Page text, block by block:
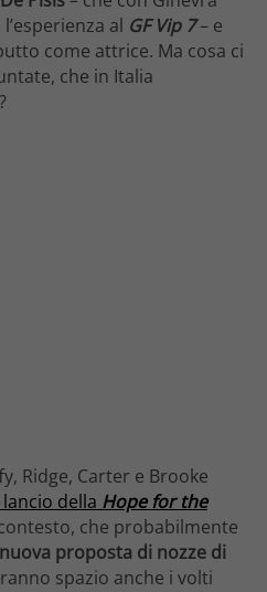
al GF Vip 7– e
come attrice. Ma cosa ci
che in Italia
Ridge, Carter e Brooke
della Hope for the
che probabilmente
nuova proposta di nozze di
spazio anche i volti